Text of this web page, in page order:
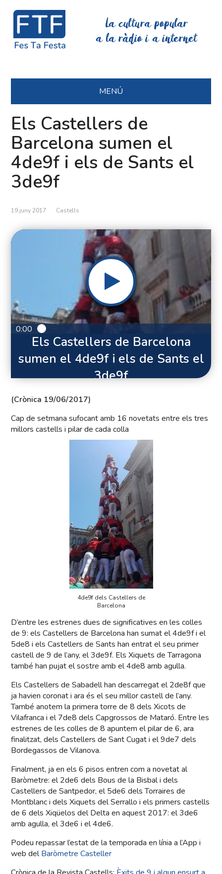
La cultura popular
a la ràdio i a internet
MENÚ
Els Castellers de
Barcelona sumen el
4de9f i els de Sants el
3de9f
19 juny 2017 Castells
0:00
Els Castellers de Barcelona
sumen el 4de9f i els de Sants el
3de9f
(Crònica 19/06/2017)
Cap de setmana sufocant amb 16 novetats entre els tres
millors castells i pilar de cada colla
4de9f dels Castellers de
Barcelona
D’entre les estrenes dues de significatives en les colles
de 9: els Castellers de Barcelona han sumat el 4de9f i el
5de8 i els Castellers de Sants han entrat el seu primer
castell de 9 de l’any, el 3de9f. Els Xiquets de Tarragona
també han pujat el sostre amb el 4de8 amb agulla.
Els Castellers de Sabadell han descarregat el 2de8f que
ja havien coronat i ara és el seu millor castell de l’any.
També anotem la primera torre de 8 dels Xicots de
Vilafranca i el 7de8 dels Capgrossos de Mataró. Entre les
estrenes de les colles de 8 apuntem el pilar de 6, ara
finalitzat, dels Castellers de Sant Cugat i el 9de7 dels
Bordegassos de Vilanova.
Finalment, ja en els 6 pisos entren com a novetat al
Baròmetre: el 2de6 dels Bous de la Bisbal i dels
Castellers de Santpedor, el 5de6 dels Torraires de
Montblanc i dels Xiquets del Serrallo i els primers castells
de 6 dels Xiqüelos del Delta en aquest 2017: el 3de6
amb agulla, el 3de6 i el 4de6.
Podeu repassar l’estat de la temporada en línia a l’App i
web delBaròmetre Casteller